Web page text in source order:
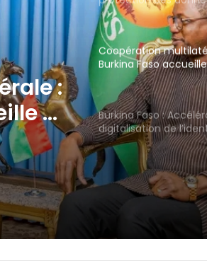
:
un
caractère personnel :
adoptent la loi
Coopération
Burkina Faso
Coordonnateur
Système des
Représentant
Burkina Faso :
digitalisation de